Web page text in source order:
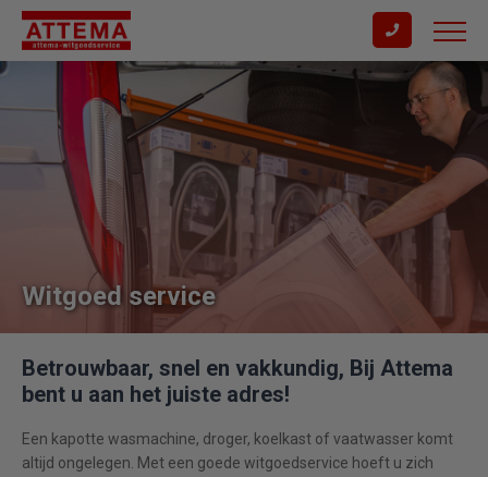
Witgoed service
Betrouwbaar, snel en vakkundig, Bij Attema
bent u aan het juiste adres!
Een kapotte wasmachine, droger, koelkast of vaatwasser komt
altijd ongelegen. Met een goede witgoedservice hoeft u zich